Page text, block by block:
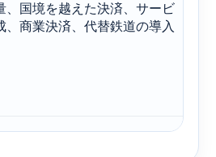
、国境を越えた決済、サービ
、商業決済、代替鉄道の導入